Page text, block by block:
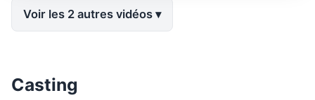
Voir les 2 autres vidéos
Casting